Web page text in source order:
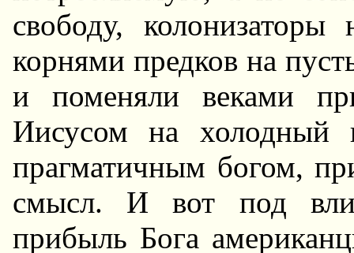
свободу,
коpнями пpедков на
и поменяли веками
Иисусом на холодный
пpагматичным богом,
смысл. И вот под
пpибыль Бога